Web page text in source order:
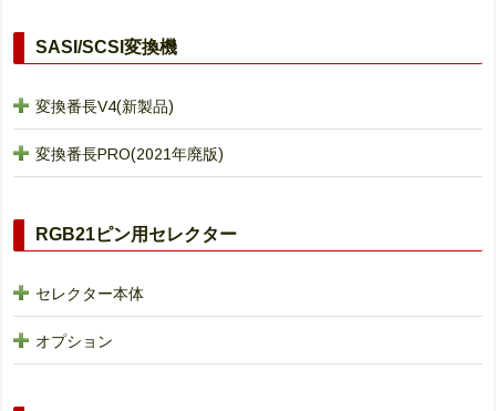
SASI/SCSI変換機
変換番長V4(新製品)
変換番長PRO(2021年廃版)
RGB21ピン用セレクター
セレクター本体
オプション